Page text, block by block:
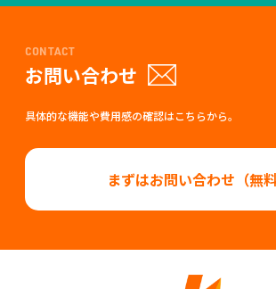
CONTACT
お問い合わせ
具体的な機能や費用感の確認はこちらから。
まずはお問い合わせ（無料